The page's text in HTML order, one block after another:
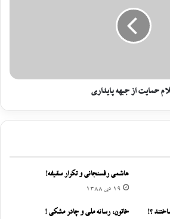
حمایت از جبهه پایداری
هاشمی رفسنجانی و تکرار سقیفه!
19 دی 1388
؟! خاتون، رسانه ملی و چادر مشکی !